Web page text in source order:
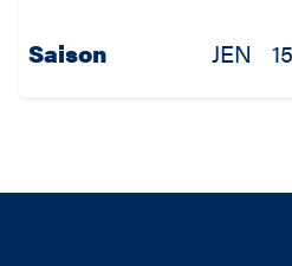
Saison JEN 15